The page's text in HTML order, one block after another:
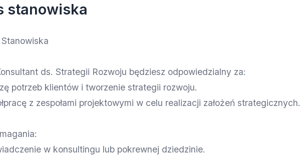
stanowiska
ds. Strategii Rozwoju będziesz odpowiedzialny za:
potrzeb klientów i tworzenie strategii rozwoju.
z zespołami projektowymi w celu realizacji założeń strategicznych.
w konsultingu lub pokrewnej dziedzinie.